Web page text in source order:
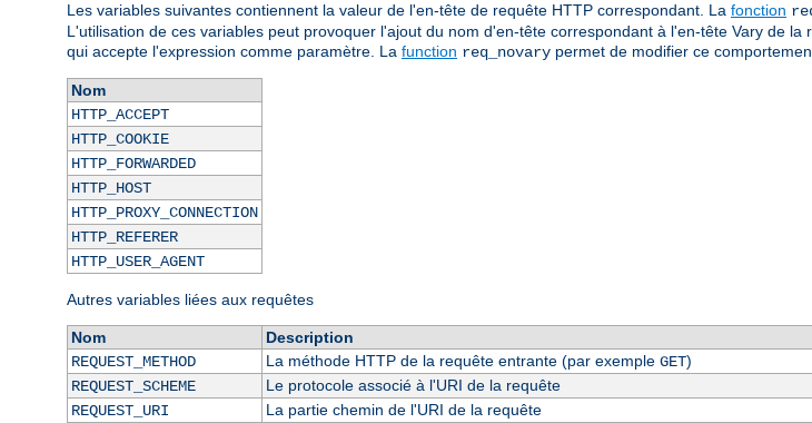
Les variables suivantes contiennent la valeur de l'en-tête de requête HTTP correspondant. La fonction
L'utilisation de ces variables peut provoquer l'ajout du nom d'en-tête correspondant à l'en-tête Vary de
qui accepte l'expression comme paramètre. La function req_novary permet de modifier ce
Nom
HTTP_ACCEPT
HTTP_COOKIE
HTTP_FORWARDED
HTTP_HOST
HTTP_PROXY_CONNECTION
HTTP_REFERER
HTTP_USER_AGENT
Autres variables liées aux requêtes
Nom
Description
REQUEST_METHOD
La méthode HTTP de la requête entrante (par exemple GET)
REQUEST_SCHEME
Le protocole associé à l'URI de la requête
REQUEST_URI
La partie chemin de l'URI de la requête